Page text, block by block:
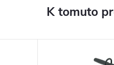
K tomuto